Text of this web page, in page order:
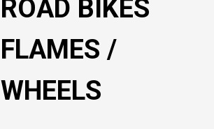
ROAD BIKES
FLAMES /
WHEELS